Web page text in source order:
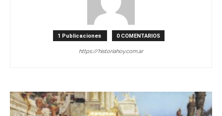
1 Publicaciones 0 COMENTARIOS
https://historiahoy.com.ar